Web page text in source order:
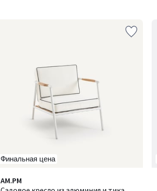
Финальная цена
AM.PM
5